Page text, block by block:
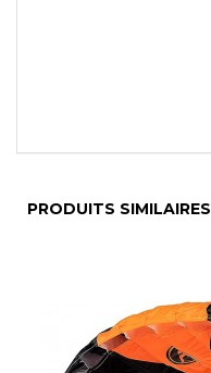
PRODUITS SIMILAIRES